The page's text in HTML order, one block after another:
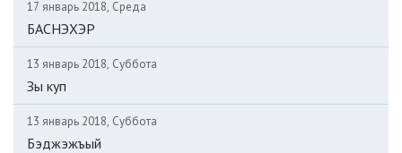
17 январь 2018, Среда
БАСНЭХЭР
13 январь 2018, Суббота
Зы куп
13 январь 2018, Суббота
Бэджэжъый